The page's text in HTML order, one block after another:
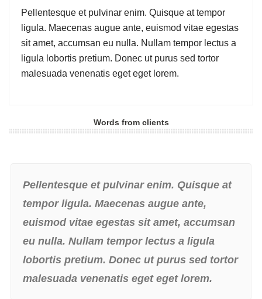
Pellentesque et pulvinar enim. Quisque at tempor
ligula. Maecenas augue ante, euismod vitae egestas
sit amet, accumsan eu nulla. Nullam tempor lectus a
ligula lobortis pretium. Donec ut purus sed tortor
malesuada venenatis eget eget lorem.
Words from clients
Pellentesque et pulvinar enim. Quisque at
tempor ligula. Maecenas augue ante,
euismod vitae egestas sit amet, accumsan
eu nulla. Nullam tempor lectus a ligula
lobortis pretium. Donec ut purus sed tortor
malesuada venenatis eget eget lorem.